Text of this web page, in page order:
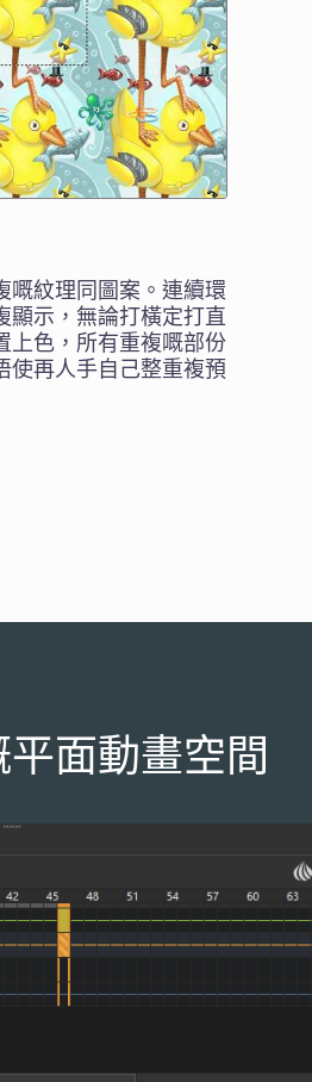
嘅紋理同圖案。連續環
顯示，無論打橫定打直
上色，所有重複嘅部份
使再人手自己整重複預
面動畫空間